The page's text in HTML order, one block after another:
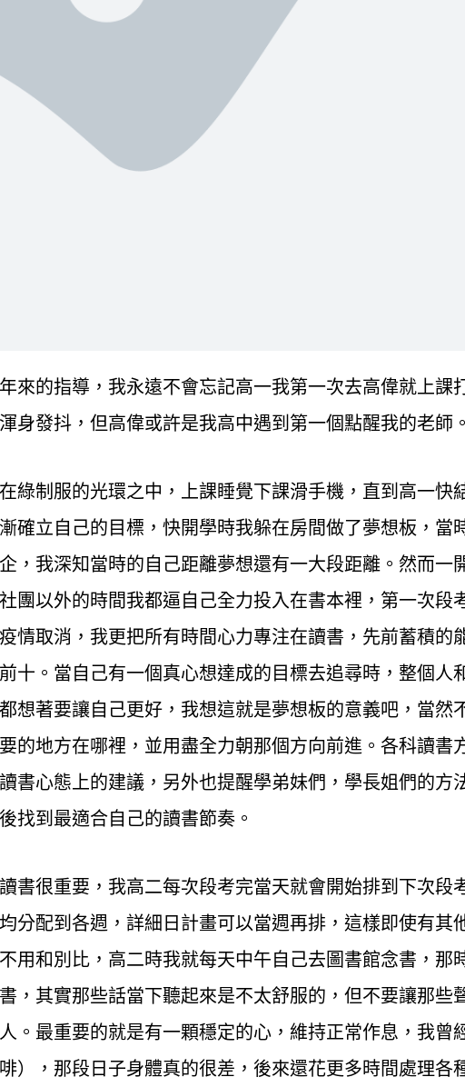
來的指導，我永遠不會忘記高一我第一次去高偉就上
身發抖，但高偉或許是我高中遇到第一個點醒我的老師。
綠制服的光環之中，上課睡覺下課滑手機，直到高一
確立自己的目標，快開學時我躲在房間做了夢想板，
，我深知當時的自己距離夢想還有一大段距離。然而
團以外的時間我都逼自己全力投入在書本裡，第一次段
情取消，我更把所有時間心力專注在讀書，先前蓄積
十。當自己有一個真心想達成的目標去追尋時，整個人
想著要讓自己更好，我想這就是夢想板的意義吧，當
的地方在哪裡，並用盡全力朝那個方向前進。各科讀書
書心態上的建議，另外也提醒學弟妹們，學長姐們的
找到最適合自己的讀書節奏。
書很重要，我高二每次段考完當天就會開始排到下次
分配到各週，詳細日計畫可以當週再排，這樣即使有
用和別比，高二時我就每天中午自己去圖書館念書，那
，其實那些話當下聽起來是不太舒服的，但不要讓那些
。最重要的就是有一顆穩定的心，維持正常作息，我
），那段日子身體真的很差，後來還花更多時間處理